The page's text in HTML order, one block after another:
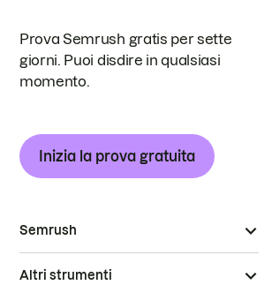
Prova Semrush gratis per sette
giorni. Puoi disdire in qualsiasi
momento.
Inizia la prova gratuita
Semrush
Altri strumenti